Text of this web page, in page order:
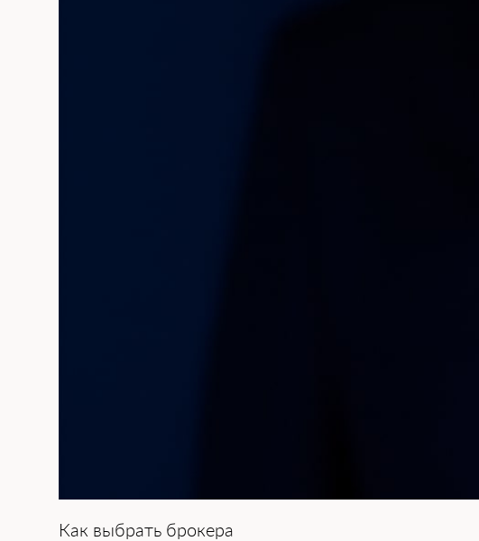
Ка͏к выбрать брокера